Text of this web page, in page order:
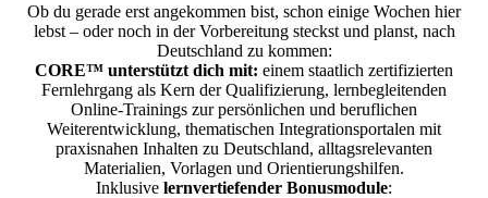
Ob du gerade erst angekommen bist, schon einige Wochen hier
lebst – oder noch in der Vorbereitung steckst und planst, nach
Deutschland zu kommen:
CORE™ unterstützt dich mit: einem staatlich zertifizierten
Fernlehrgang als Kern der Qualifizierung, lernbegleitenden
Online-Trainings zur persönlichen und beruflichen
Weiterentwicklung, thematischen Integrationsportalen mit
praxisnahen Inhalten zu Deutschland, alltagsrelevanten
Materialien, Vorlagen und Orientierungshilfen.
Inklusive lernvertiefender Bonusmodule: